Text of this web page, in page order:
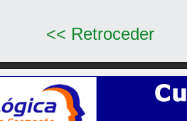
<< Retroceder